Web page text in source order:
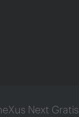
Next Gratis